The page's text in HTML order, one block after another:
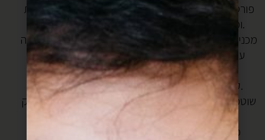
פורסים את תפוחי האדמה דק דק, מערבבים עם שמן זית
ומעט מלח גס ומשטחים בתבנית (רצוי על נייר אפיה).
מכניסים לתנור, באמצע, בערך 20-30 דקות, עד להשחמה
עדינה (תפוחי האדמה צריכים להיות מוכנים לאכילה)
מחממים שמן זית במחבת.
קוצצים את הבצל ומטגנים על אש נמוכה, סיר פתוח.
שוטפים את עלי המנגולד וקוצצים (אפשר להיפטר מהחלק
הלבן ואפשר להכניסו פנימה, מה שתרצו)
כשהבל מטוגן וזהוב יפה מכניסים פנימה את העלים